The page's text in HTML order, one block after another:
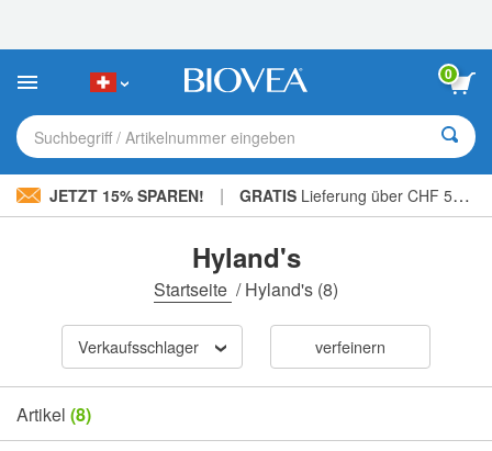
Sie:
Website
ein
Barrierefreiheitssystem.
0
Suchbegriff / Artikelnummer eingeben
JETZT 15% SPAREN! | GRATIS Lieferung über CHF 56.00 »
Hyland's
Startseite /Hyland's (8)
Verkaufsschlager verfeinern
Artikel (8)